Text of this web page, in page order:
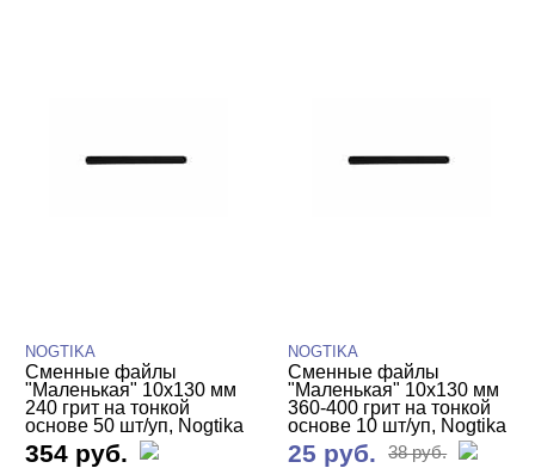
NOGTIKA
Сменные файлы
"Маленькая" 10х130 мм
240 грит на тонкой
основе 50 шт/уп, Nogtika
354 руб.
NOGTIKA
Сменные файлы
"Маленькая" 10х130 мм
360-400 грит на тонкой
основе 10 шт/уп, Nogtika
25 руб. 38 руб.